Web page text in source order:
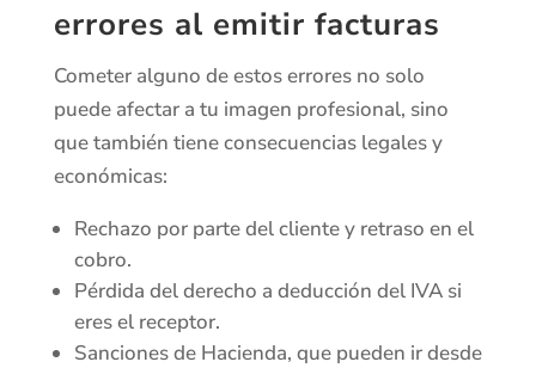
errores al emitir facturas
Cometer alguno de estos errores no solo
puede afectar a tu imagen profesional, sino
que también tiene consecuencias legales y
económicas:
Rechazo por parte del cliente y retraso en el
cobro.
Pérdida del derecho a deducción del IVA si
eres el receptor.
Sanciones de Hacienda, que pueden ir desde